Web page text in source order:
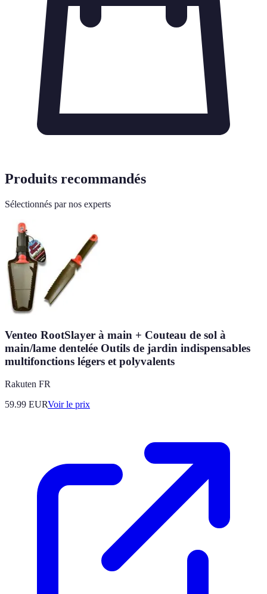
Produits recommandés
Sélectionnés par nos experts
Venteo RootSlayer à main + Couteau de sol à
main/lame dentelée Outils de jardin indispensables
multifonctions légers et polyvalents
Rakuten FR
59.99 EURVoir le prix